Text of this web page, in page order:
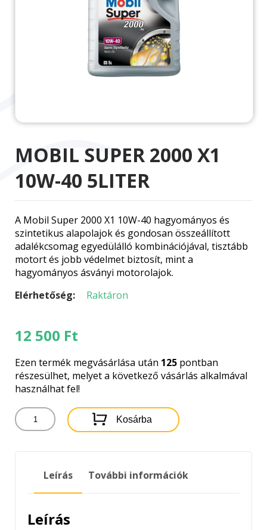
MOBIL SUPER 2000 X1
10W-40 5LITER
A Mobil Super 2000 X1 10W-40 hagyományos és
szintetikus alapolajok és gondosan összeállított
adalékcsomag egyedülálló kombinációjával, tisztább
motort és jobb védelmet biztosít, mint a
hagyományos ásványi motorolajok.
Elérhetőség:
Raktáron
12 500 Ft
Ezen termék megvásárlása után 125 pontban
részesülhet, melyet a következő vásárlás alkalmával
használhat fel!
MOBIL
SUPER
5LITER
Kosárba
Leírás További információk
Leírás